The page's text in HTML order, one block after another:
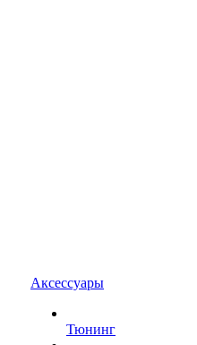
Аксессуары
Тюнинг